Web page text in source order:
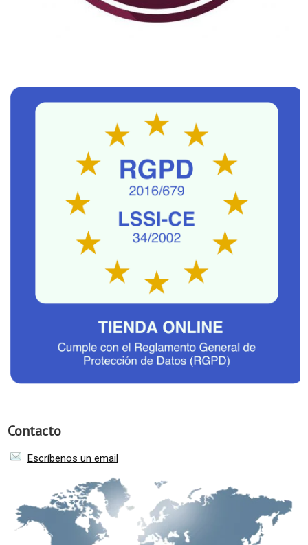
Contacto
Escríbenos un email